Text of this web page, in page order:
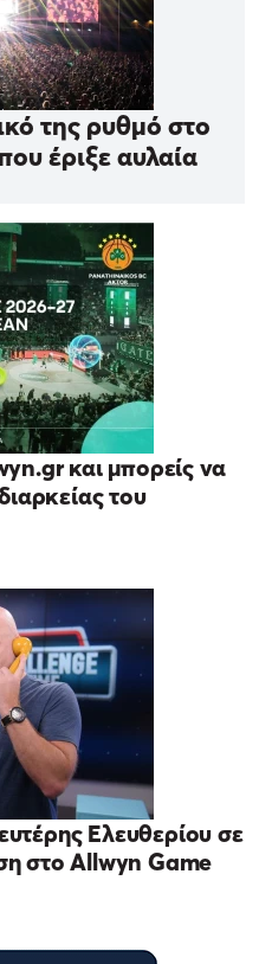
της ρυθμό στο
έριξε αυλαία
και μπορείς να
του
Ελευθερίου σε
στο Allwyn Game